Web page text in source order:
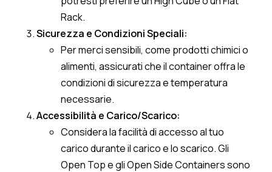
Rack.
Sicurezza e Condizioni Speciali:
Per merci sensibili, come prodotti chimici o
alimenti, assicurati che il container offra le
condizioni di sicurezza e temperatura
necessarie.
Accessibilità e Carico/Scarico:
Considera la facilità di accesso al tuo
carico durante il carico e lo scarico. Gli
Open Top e gli Open Side Containers sono